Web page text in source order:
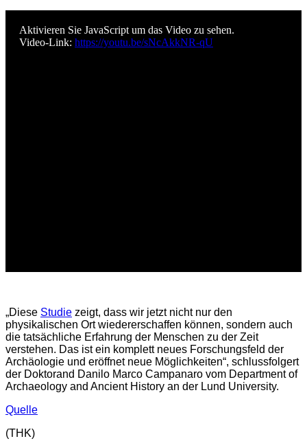
Aktivieren Sie JavaScript um das Video zu sehen.
Video-Link: https://youtu.be/sNcAkkNR-qU
„Diese Studie zeigt, dass wir jetzt nicht nur den
physikalischen Ort wiedererschaffen können, sondern auch
die tatsächliche Erfahrung der Menschen zu der Zeit
verstehen. Das ist ein komplett neues Forschungsfeld der
Archäologie und eröffnet neue Möglichkeiten“, schlussfolgert
der Doktorand Danilo Marco Campanaro vom Department of
Archaeology and Ancient History an der Lund University.
Quelle
(THK)